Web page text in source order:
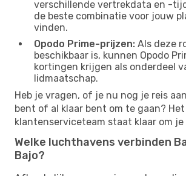
verschillende vertrekdata en -
de beste combinatie voor jouw
vinden.
Opodo Prime-prijzen: Als deze
beschikbaar is, kunnen Opodo
kortingen krijgen als onderdeel
lidmaatschap.
Heb je vragen, of je nu nog je reis
bent of al klaar bent om te gaan?
klantenserviceteam staat klaar om je
Welke luchthavens verbinden
Bajo?